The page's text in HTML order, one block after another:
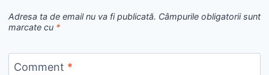
Adresa ta de email nu va fi publicată. Câmpurile obligatorii sunt
marcate cu *
Comment *